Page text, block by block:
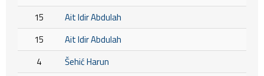
15
Ait Idir Abdulah
15
Ait Idir Abdulah
4
Šehić Harun